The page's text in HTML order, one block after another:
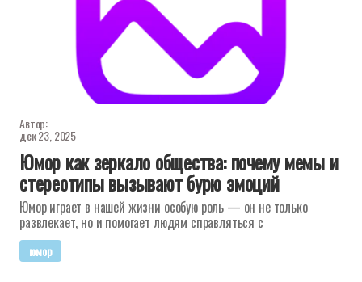
Автор:
дек 23, 2025
Юмор как зеркало общества: почему мемы и
стереотипы вызывают бурю эмоций
Юмор играет в нашей жизни особую роль — он не только
развлекает, но и помогает людям справляться с
юмор